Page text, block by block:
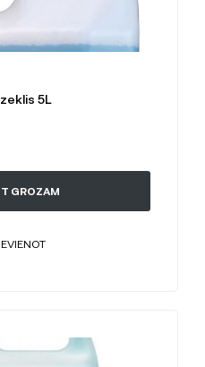
5L
GROZAM